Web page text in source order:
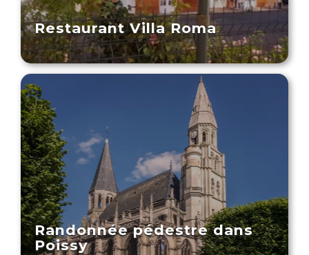
Restaurant Villa Roma
Randonnée pédestre dans
Poissy